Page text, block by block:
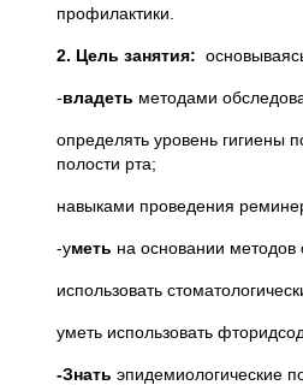
профилактики.
2. Цель занятия:
-владеть методами
определять уровень гигиены
полости рта;
навыками проведения
-уметь на основании методов
использовать
уметь использовать
-Знать эпидемиологические